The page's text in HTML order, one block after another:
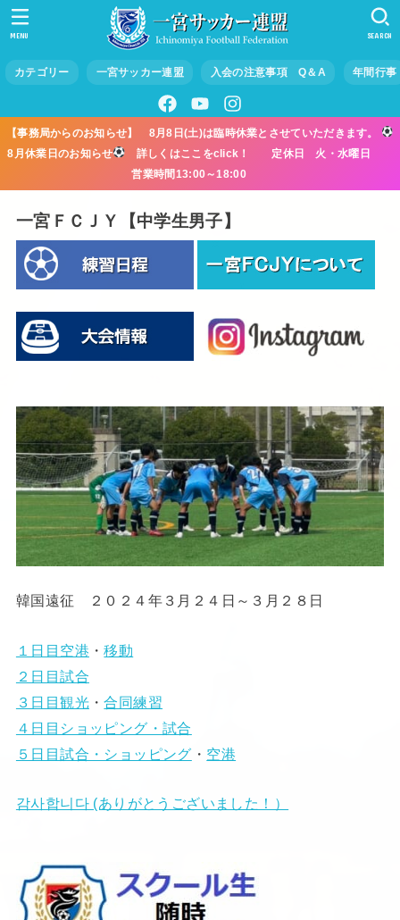
カテゴリー 一宮サッカー連盟 入会の注意事項 Q＆A 年間行事
SEARCH
MENU
【事務局からのお知らせ】 8月8日(土)は臨時休業とさせていただきます。
8月休業日のお知らせ
詳しくはここをclick！ 定休日 火・水曜日
営業時間13:00～18:00
一宮ＦＣＪＹ【中学生男子】
韓国遠征 ２０２４年３月２４日～３月２８日
１日目空港 ・移動
２日目試合
３日目観光・合同練習
４日目ショッピング・試合
５日目試合・ショッピング ・ 空港
감사합니다 (ありがとうございました！）